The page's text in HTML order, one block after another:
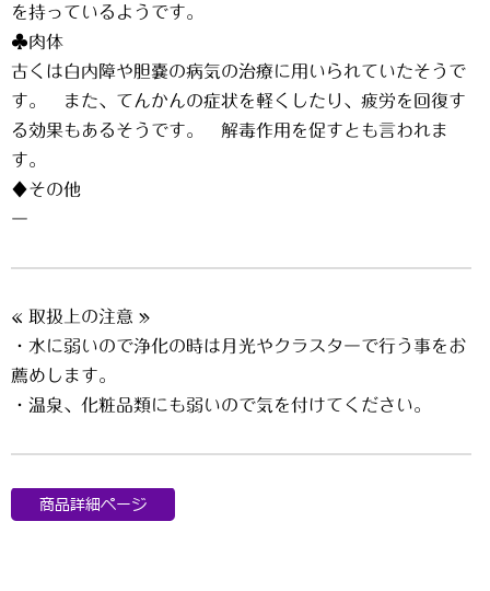
を持っているようです。
♣肉体
古くは白内障や胆嚢の病気の治療に用いられていたそうで
す。 また、てんかんの症状を軽くしたり、疲労を回復す
る効果もあるそうです。 解毒作用を促すとも言われま
す。
♦その他
ー
« 取扱上の注意 »
・水に弱いので浄化の時は月光やクラスターで行う事をお
薦めします。
・温泉、化粧品類にも弱いので気を付けてください。